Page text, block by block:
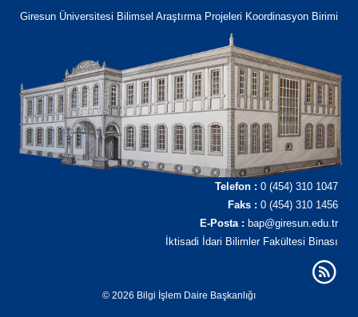
Giresun Üniversitesi Bilimsel Araştırma Projeleri Koordinasyon Birimi
Telefon : 0 (454) 310 1047
Faks : 0 (454) 310 1456
E-Posta : bap@giresun.edu.tr
İktisadi İdari Bilimler Fakültesi Binası
© 2026 Bilgi İşlem Daire Başkanlığı